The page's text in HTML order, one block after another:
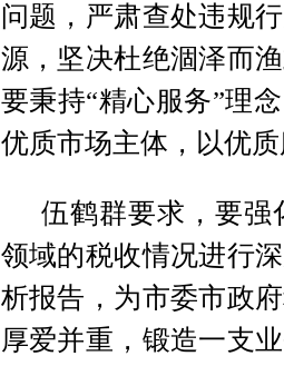
问题，严肃查处违规
源，坚决杜绝涸泽而
要秉持“精心服务”理
优质市场主体，以优
伍鹤群要求，要强
领域的税收情况进行
析报告，为市委市政
厚爱并重，锻造一支